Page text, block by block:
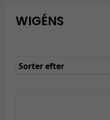
WIGÉNS
Sorter efter